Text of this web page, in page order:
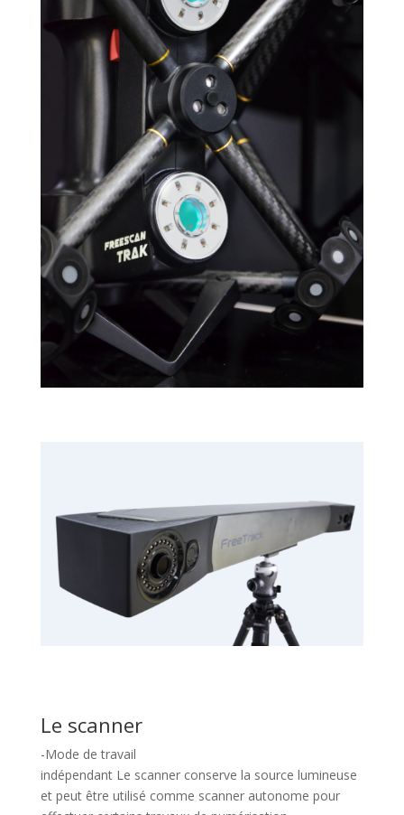
Le scanner
-Mode de travail
indépendant Le scanner conserve la source lumineuse
et peut être utilisé comme scanner autonome pour